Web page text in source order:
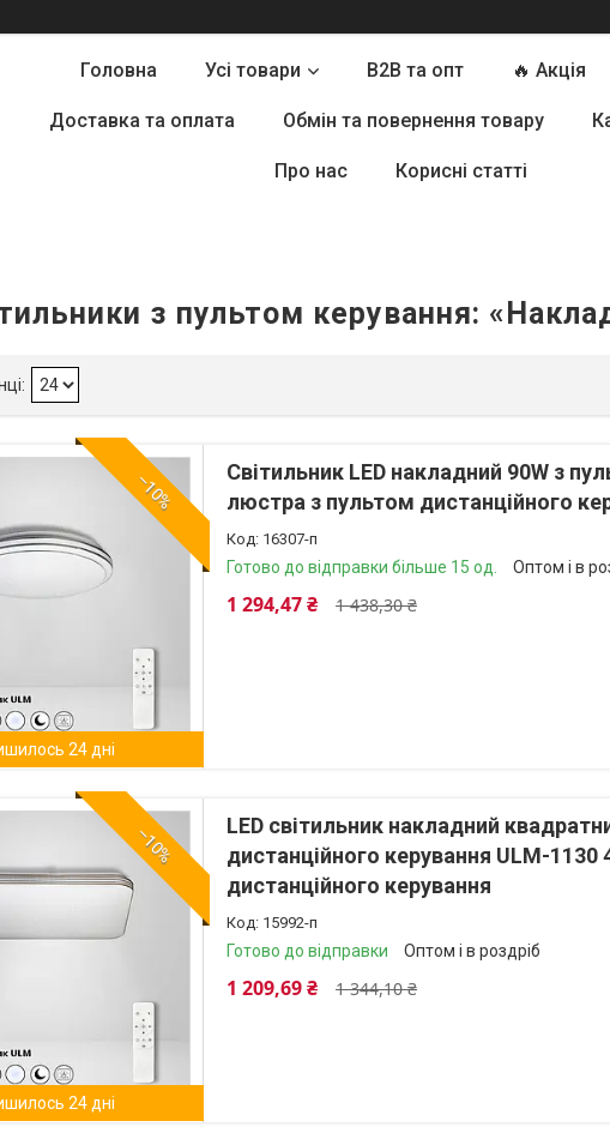
Головна Усі товари B2B та опт 🔥 Акція
Доставка та оплата Обмін та повернення товару
Про нас Корисні статті
з пультом керування:
–10%
24 дні
Світильник LED накладний 90W з
люстра з пультом дистанційного
16307-п
Готово до відправки більше 15 од. Оптом і в
1 438,30 ₴
1 294,47 ₴
–10%
24 дні
LED світильник накладний
дистанційного керування ULM-
дистанційного керування
15992-п
Готово до відправки Оптом і в роздріб
1 344,10 ₴
1 209,69 ₴